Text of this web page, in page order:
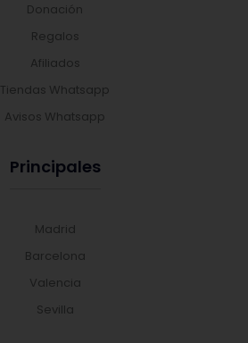
Donación
Regalos
Afiliados
Tiendas Whatsapp
Avisos Whatsapp
Principales
Madrid
Barcelona
Valencia
Sevilla